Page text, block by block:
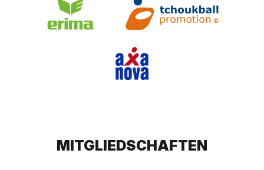
MITGLIEDSCHAFTEN